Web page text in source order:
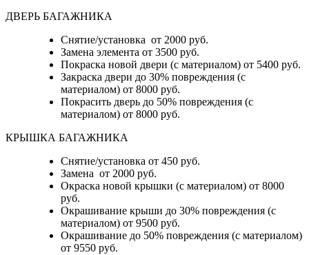
ДВЕРЬ БАГАЖНИКА
Снятие/установка от 2000 руб.
Замена элемента от 3500 руб.
Покраска новой двери (с материалом) от 5400 руб.
Закраска двери до 30% повреждения (с
материалом) от 8000 руб.
Покрасить дверь до 50% повреждения (с
материалом) от 8000 руб.
КРЫШКА БАГАЖНИКА
Снятие/установка от 450 руб.
Замена от 2000 руб.
Окраска новой крышки (с материалом) от 8000
руб.
Окрашивание крыши до 30% повреждения (с
материалом) от 9500 руб.
Окрашивание до 50% повреждения (с материалом)
от 9550 руб.